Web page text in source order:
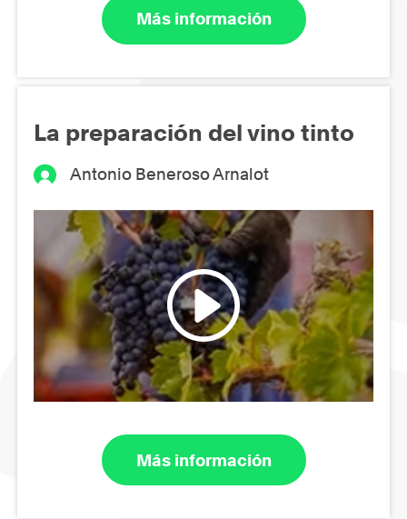
Más información
La preparación del vino tinto
Antonio Beneroso Arnalot
Más información